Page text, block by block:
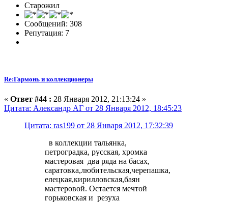
Старожил
Сообщений: 308
Репутация: 7
Re:Гармонь и коллекционеры
« Ответ #44 : 28 Января 2012, 21:13:24 »
Цитата: Александр АГ от 28 Января 2012, 18:45:23
Цитата: ras199 от 28 Января 2012, 17:32:39
в коллекции тальянка,
петроградка, русская, хромка
мастеровая два ряда на басах,
саратовка,любительская,черепашка,
елецкая,кирилловская,баян
мастеровой. Остается мечтой
горьковская и резуха